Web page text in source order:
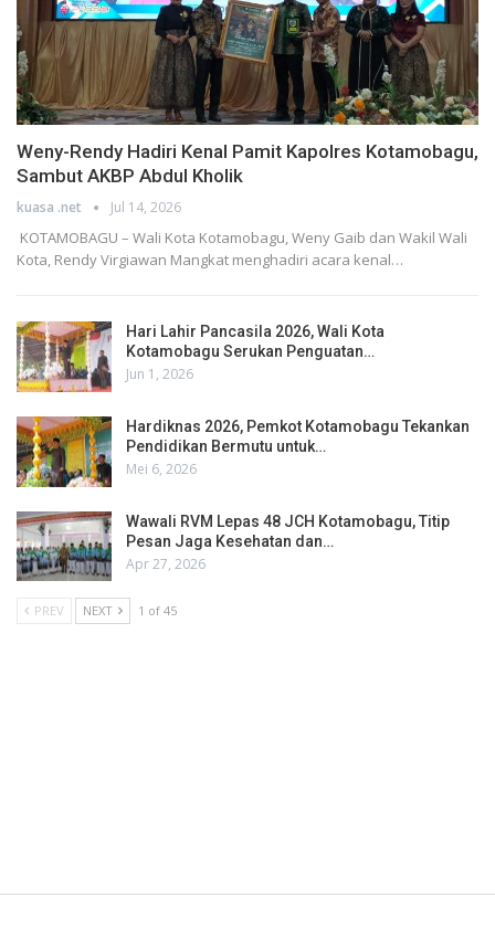
Weny-Rendy Hadiri Kenal Pamit Kapolres Kotamobagu,
Sambut AKBP Abdul Kholik
kuasa .net Jul 14, 2026
KOTAMOBAGU – Wali Kota Kotamobagu, Weny Gaib dan Wakil Wali
Kota, Rendy Virgiawan Mangkat menghadiri acara kenal…
Hari Lahir Pancasila 2026, Wali Kota
Kotamobagu Serukan Penguatan…
Jun 1, 2026
Hardiknas 2026, Pemkot Kotamobagu Tekankan
Pendidikan Bermutu untuk…
Mei 6, 2026
Wawali RVM Lepas 48 JCH Kotamobagu, Titip
Pesan Jaga Kesehatan dan…
Apr 27, 2026
PREV NEXT 1 of 45